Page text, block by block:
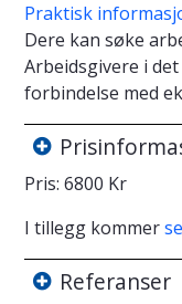
Praktisk
Dere kan søke
Arbeidsgivere i
forbindelse med
Pris: 6800 Kr
I tillegg kommer
Referanser